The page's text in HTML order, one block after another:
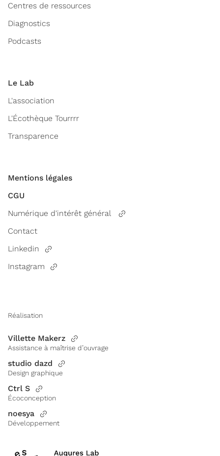
Centres de ressources
Diagnostics
Podcasts
Le Lab
L'association
L'Écothèque Tourrrr
Transparence
Mentions légales
CGU
Numérique d'intérêt général
Contact
Linkedin
Instagram
Réalisation
Villette Makerz
Assistance à maîtrise d’ouvrage
studio dazd
Design graphique
Ctrl S
Écoconception
noesya
Développement